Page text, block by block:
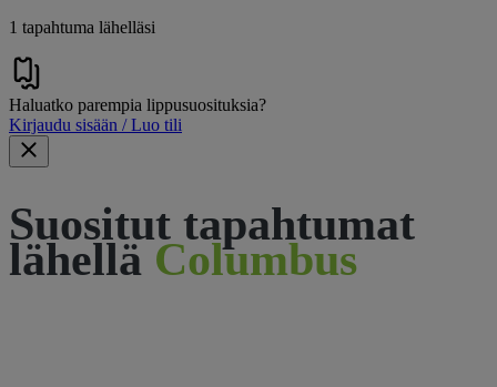
1 tapahtuma lähelläsi
Haluatko parempia lippusuosituksia?
Kirjaudu sisään / Luo tili
Suositut tapahtumat
lähellä Columbus